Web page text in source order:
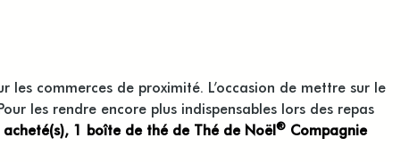
commerces de proximité. L’occasion de mettre sur le
les rendre encore plus indispensables lors des repas
acheté(s), 1 boîte de thé de Thé de Noël® Compagnie